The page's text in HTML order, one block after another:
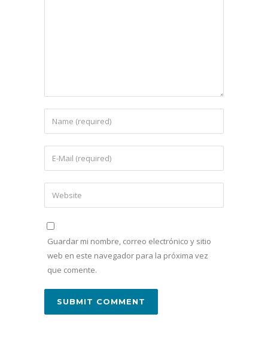
Guardar mi nombre, correo electrónico y sitio
web en este navegador para la próxima vez
que comente.